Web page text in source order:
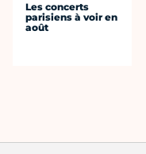
Les concerts
parisiens à voir en
août